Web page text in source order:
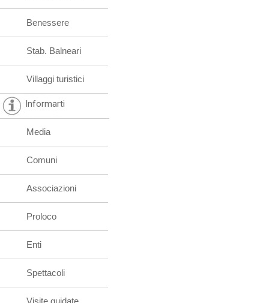
Benessere
Stab. Balneari
Villaggi turistici
Informarti
Media
Comuni
Associazioni
Proloco
Enti
Spettacoli
Visite guidate